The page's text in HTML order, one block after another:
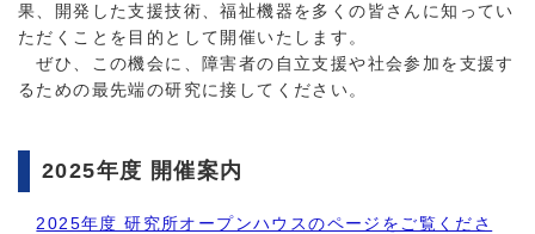
果、開発した支援技術、福祉機器を多くの皆さんに知ってい
ただくことを目的として開催いたします。
ぜひ、この機会に、障害者の自立支援や社会参加を支援す
るための最先端の研究に接してください。
2025年度 開催案内
2025年度 研究所オープンハウスのページをご覧くださ